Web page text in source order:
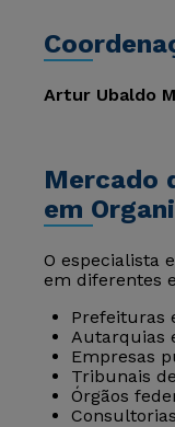
Artur Ubaldo
Mercado
em
O especialista
em diferentes
Prefeituras
Autarquias
Empresas
Tribunais
Órgãos